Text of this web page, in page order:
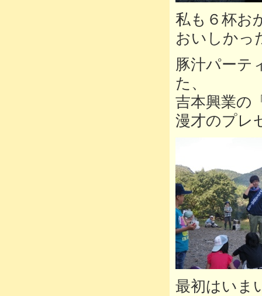
私も６杯お
おいしかっ
豚汁パーテ
た、
吉本興業の
漫才のプレ
最初はいま